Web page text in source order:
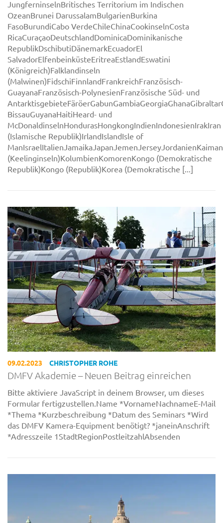
JungferninselnBritisches Territorium im Indischen
OzeanBrunei DarussalamBulgarienBurkina
FasoBurundiCabo VerdeChileChinaCookinselnCosta
RicaCuraçaoDeutschlandDominicaDominikanische
RepublikDschibutiDänemarkEcuadorEl
SalvadorElfenbeinküsteEritreaEstlandEswatini
(Königreich)Falklandinseln
(Malwinen)FidschiFinnlandFrankreichFranzösisch-
GuayanaFranzösisch-PolynesienFranzösische Süd- und
BissauGuyanaHaitiHeard- und
McDonaldinselnHondurasHongkongIndienIndonesienIrakIran
(Islamische Republik)IrlandIslandIsle of
(Keelinginseln)KolumbienKomorenKongo (Demokratische
Republik)Kongo (Republik)Korea (Demokratische [...]
09.02.2023 CHRISTOPHER ROHE
DMFV Akademie – Neuen Beitrag einreichen
Bitte aktiviere JavaScript in deinem Browser, um dieses
Formular fertigzustellen.Name *VornameNachnameE-Mail
*Thema *Kurzbeschreibung *Datum des Seminars *Wird
das DMFV Kamera-Equipment benötigt? *janeinAnschrift
*Adresszeile 1StadtRegionPostleitzahlAbsenden